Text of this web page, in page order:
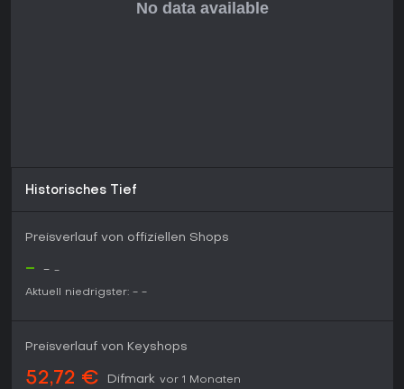
Historisches Tief
Preisverlauf von offiziellen Shops
- - -
Aktuell niedrigster: - -
Preisverlauf von Keyshops
52,72 € Difmark vor 1 Monaten